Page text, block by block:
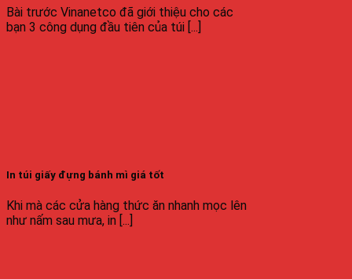
Bài trước Vinanetco đã giới thiệu cho các
bạn 3 công dụng đầu tiên của túi [...]
In túi giấy đựng bánh mì giá tốt
Khi mà các cửa hàng thức ăn nhanh mọc lên
như nấm sau mưa, in [...]